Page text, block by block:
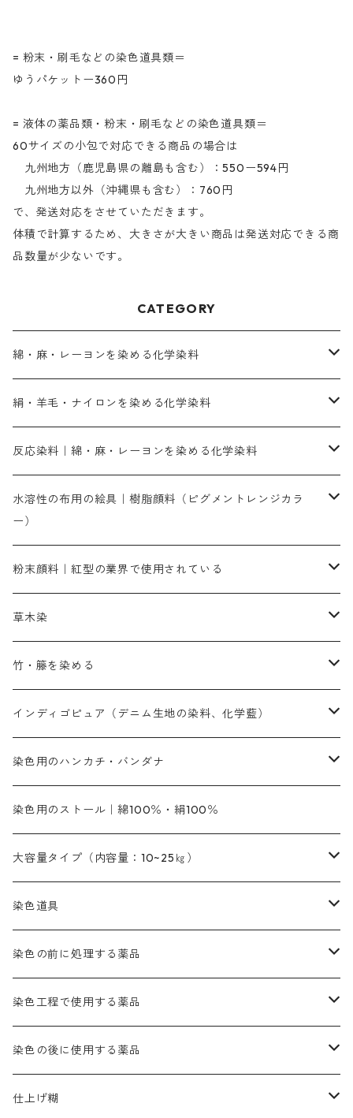
= 粉末・刷毛などの染色道具類＝
ゆうパケットー360円
= 液体の薬品類・粉末・刷毛などの染色道具類＝
60サイズの小包で対応できる商品の場合は
九州地方（鹿児島県の離島も含む）：550ー594円
九州地方以外（沖縄県も含む）：760円
で、発送対応をさせていただきます。
体積で計算するため、大きさが大きい商品は発送対応できる商
品数量が少ないです。
CATEGORY
綿・麻・レーヨンを染める化学染料
直接染料－染色手順が簡単
人気のおすすめ直接染料
染色に必要な薬品類
橙色系
青色系
紫色系
緑色系
茶色系
染料一覧ー100g入り
絹・羊毛・ナイロンを染める化学染料
お買い得品
染料一覧
人気のおすすめ染料
橙色系
緑色系
茶色系
灰色系
黒色系
染色に必要な薬品類
補助薬品
反応染料｜綿・麻・レーヨンを染める化学染料
お勧めの3原色（赤・青・黄色）
お勧め｜スミフィックス～
3原色以外の色目
赤色
茶色｜20g入りのみ公開
灰色｜20g入りのみ公開
黒色
染色に必要な薬品
アルカリ剤
補助薬品
捺染に必要な材料
捺染糊
水溶性の布用の絵具｜樹脂顔料（ピグメントレンジカラ
ー）
ネオカラー（色）
内容量：100g
内容量：500g
バィンダー（定着剤）
増粘剤
黄色系
エロ―M3G｜定番の色合い
エロー ＭＧＲ｜明るい緑みの黄色
オレンジ系
オレンヂMG｜黄みの橙色
オレンヂMGD（定番の色合い）
赤色系
レットMFB｜赤色（定番の色合い）
レットMG｜黄みの朱色
青色系
ネビーブルーMB（定番の色合い）
ブルーMB（定番の色合い）
紫色系
バイオレットMFB
緑色系
ダークグリンMG（定番の色合い）
グリーンMB｜緑色
茶色系
ダークブロンMFB｜こげ茶色
ブロンHNR｜こげ茶色
黒色系
ブラックMK（赤みの黒色）
白色系（定番の色合い）
粉末顔料｜紅型の業界で使用されている
赤色系
本洋紅
代用朱黄色口
黄色系
ファストエロ―10GN（鮮やかな黄色）
ファストエロ―5GN（黄色）
青色系
NSBAブルー
群青
白色｜胡粉
黒色｜在庫処分特価
緑色｜在庫処分特価
茶色｜在庫処分特価
草木染
植物染料
人気のおすすめ植物染料
インド茜・西洋茜の個別販売
カッチ｜茶系
霧島産・晩秋茶｜黄金色（赤みの黄色）｜準備中
濃染処理剤｜ソルバックスPS－900
媒染剤
アルミ媒染剤
鉄媒染剤
ソーダ灰｜アルカリ性のPH調整剤
藍染
ぶどう糖
ハイドロサルファイトコンク
染色用途のハンカチ・バンダナ
45cm×45cm（ハンカチ）｜端の始末も綿糸｜タグなし
54cm×54cm（バンダナ）｜端の始末も綿糸｜タグなし
竹・籐を染める
人気のおすすめ竹・藤を染める染料
塩基性染料（混色可能）
ビスマークブロンB｜赤茶色
塩基性エロ―｜液体タイプ
ローダミンB｜赤紫色｜マゼンダ色
オリジナル染料｜スス竹色｜ミキセットファストブロンGR
インディゴピュア（デニム生地の染料、化学藍）
初心者向けお試しセット販売
インディゴピュア
アルカリ剤
ハイドロサルファイトコンク
酸性剤
染色用のハンカチ・バンダナ
45cm×45cm（ハンカチ）｜端の始末も綿糸｜タグなし
54cm×54cm（バンダナ）｜端の始末も綿糸｜タグなし
染色用のストール｜綿100％・絹100％
大容量タイプ（内容量：10~25㎏）
芒硝｜綿の染色時の吸収促進剤
ソーダ灰｜アルカリ性のPH調整剤
硫酸第一鉄｜鉄媒染剤
染色道具
刷毛
摺込み刷毛（スリコミハケ）ー夏毛（硬いタイプ）
摺込み刷毛（スリコミハケ）ー冬毛（柔らかいタイプ）
ローケツ筆
ローケツ用筆｜1本～販売
ローケツ用筆ー10%off｜20本セットお取り寄せ品
洋型紙（9番手｜中薄口、10番手｜中厚口）
有償サンプル品｜約20cm×27cm
張木｜入荷待ち
染色の前に処理する薬品
精練剤｜汚れ落とし剤｜針状マルセル石鹸
糊落とし剤｜ソルベンCA
濃染処理剤｜ソルバックスPS－900
染色工程で使用する薬品
染料の吸収促進剤
酢酸｜絹・羊毛・ナイロンに使用する
染料のムラ染め抑制剤（均染剤）
染色の後に使用する薬品
ソーピング剤｜未定着の染料を除去すること
仕上げ糊